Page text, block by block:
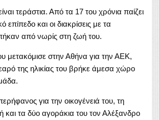
τεράστια. Από τα 17 του χρόνια παίζει
επίπεδο και οι διακρίσεις με τα
από νωρίς στη ζωή του.
μετακόμισε στην Αθήνα για την ΑΕΚ,
της ηλικίας του βρήκε άμεσα χώρο
για την οικογένειά του, τη
και τα δύο αγοράκια του τον Αλέξανδρο